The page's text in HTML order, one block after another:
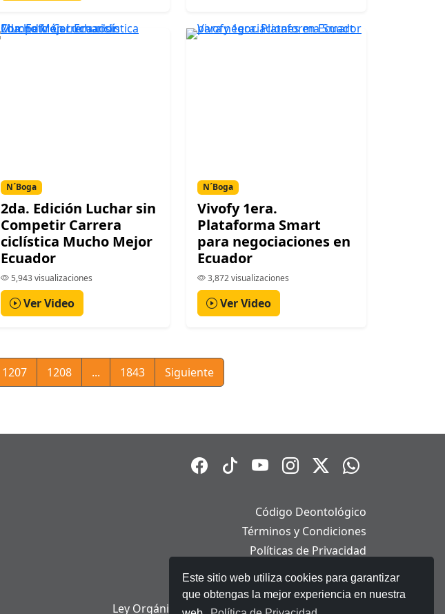
Este sitio web utiliza cookies para garantizar
que obtengas la mejor experiencia en nuestra
N´Boga
2da. Edición Luchar sin
Competir Carrera
ciclística Mucho Mejor
Ecuador
5,943 visualizaciones
Ver Video
N´Boga
Vivofy 1era.
Plataforma Smart
para negociaciones en
Ecuador
3,872 visualizaciones
Ver Video
1207 1208 ... 1843 Siguiente
Código Deontológico
Términos y Condiciones
Políticas de Privacidad
Políticas de Cookies
Aviso Legal
Ley Orgánica de Protección de Datos Personales